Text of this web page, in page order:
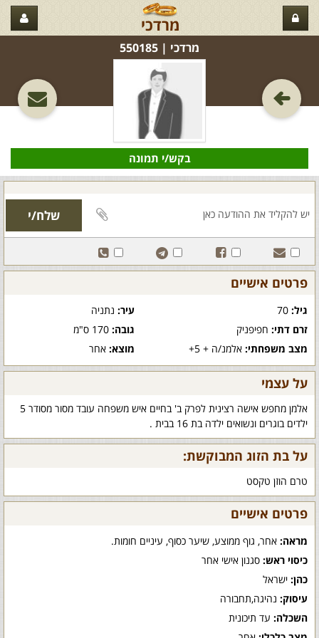
מרדכי
מרדכי‏ | 550185
בקש/י תמונה
פרטים אישיים
גיל: עיר:נתניה
זרם דתי: חפיפניק גובה:170 ס"מ
מצב משפחתי: אלמנ/ה + 5+ מוצא:אחר
על עצמי
אלמן מחפש אישה רצינית לפרק ב' בחיים איש משפחה עובד מסור מסודר 5
ילדים בוגרים ונשואים ילדה בת 16 בבית .
על בת הזוג המבוקשת:
טרם הוזן טקסט
פרטים אישיים
מראה: אחר, גוף ממוצע, שיער כסוף, עיניים חומות.
כיסוי ראש: סגנון אישי אחר
כהן: ישראל
עיסוק: נהיגה,תחבורה
השכלה: עד תיכונית